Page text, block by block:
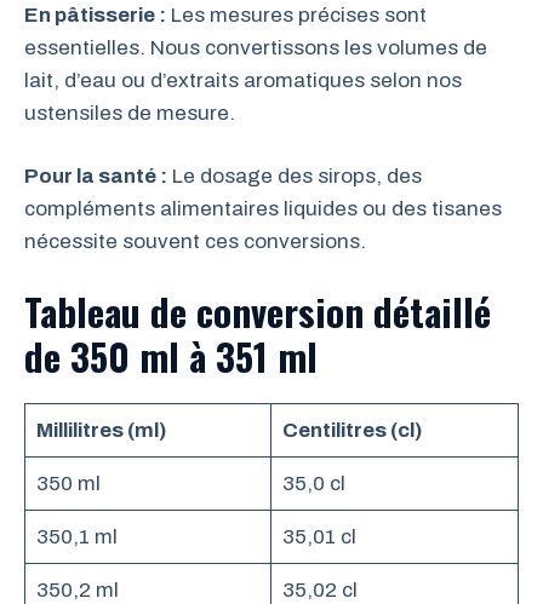
En pâtisserie : Les mesures précises sont
essentielles. Nous convertissons les volumes de
lait, d’eau ou d’extraits aromatiques selon nos
ustensiles de mesure.
Pour la santé : Le dosage des sirops, des
compléments alimentaires liquides ou des tisanes
nécessite souvent ces conversions.
Tableau de conversion détaillé
de 350 ml à 351 ml
Millilitres (ml) Centilitres (cl)
350 ml 35,0 cl
350,1 ml 35,01 cl
350,2 ml 35,02 cl